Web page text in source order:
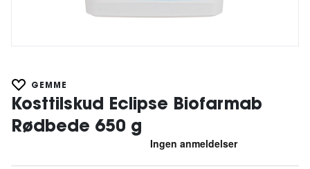
GEMME
Kosttilskud Eclipse Biofarmab
Rødbede 650 g